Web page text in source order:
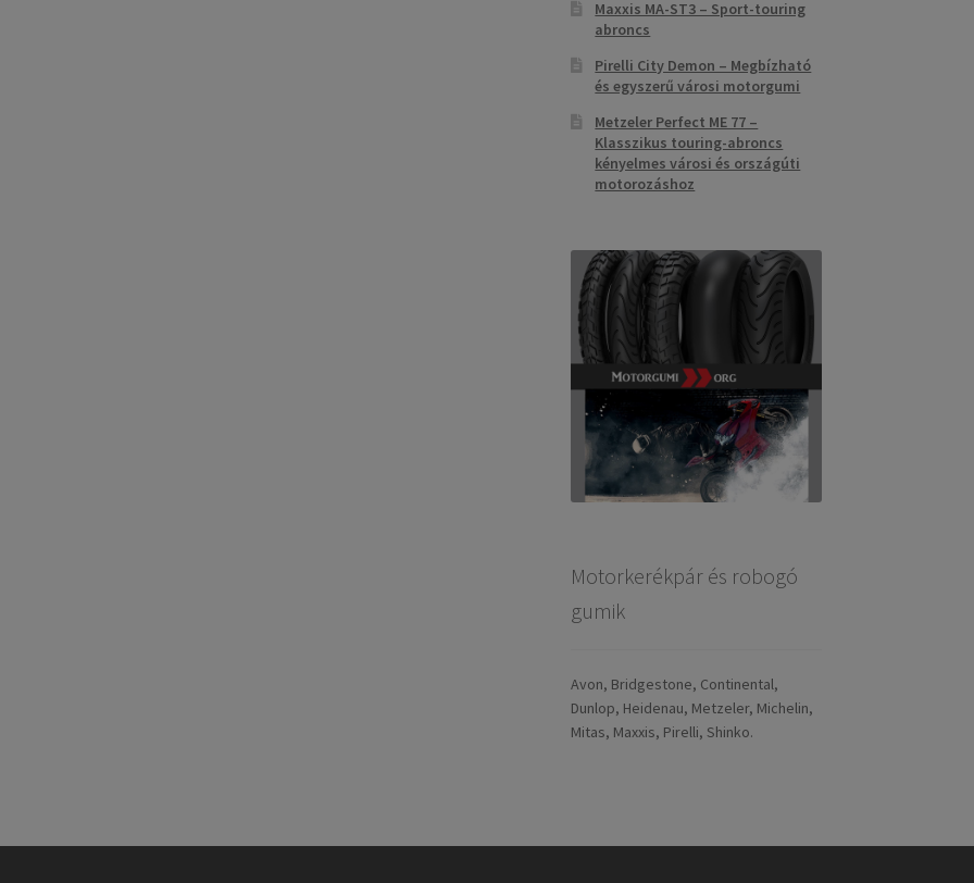
Maxxis MA-ST3 – Sport-touring
abroncs
Pirelli City Demon – Megbízható
és egyszerű városi motorgumi
Metzeler Perfect ME 77 –
Klasszikus touring-abroncs
kényelmes városi és országúti
motorozáshoz
Motorkerékpár és robogó
gumik
Avon, Bridgestone, Continental,
Dunlop, Heidenau, Metzeler, Michelin,
Mitas, Maxxis, Pirelli, Shinko.